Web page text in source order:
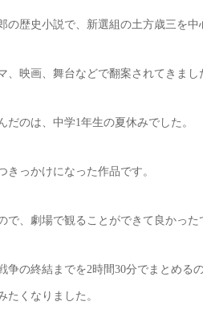
の歴史小説で、新選組の土方歳三を
、映画、舞台などで翻案されてきま
だのは、中学1年生の夏休みでした。
きっかけになった作品です。
で、劇場で観ることができて良かった
争の終結までを2時間30分でまとめる
たくなりました。